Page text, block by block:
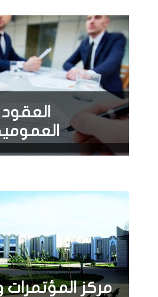
العقود
مركز المؤتمرات